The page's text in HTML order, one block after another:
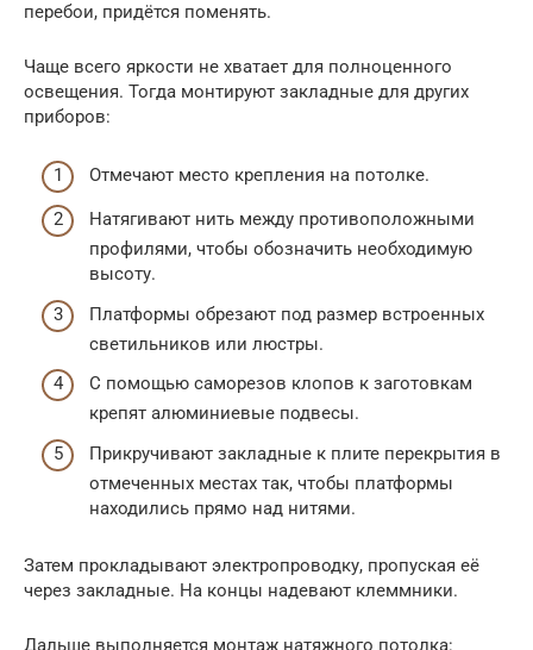
перебои, придётся поменять.
Чаще всего яркости не хватает для полноценного
освещения. Тогда монтируют закладные для других
приборов:
Отмечают место крепления на потолке.
Натягивают нить между противоположными
профилями, чтобы обозначить необходимую
высоту.
Платформы обрезают под размер встроенных
светильников или люстры.
С помощью саморезов клопов к заготовкам
крепят алюминиевые подвесы.
Прикручивают закладные к плите перекрытия в
отмеченных местах так, чтобы платформы
находились прямо над нитями.
Затем прокладывают электропроводку, пропуская её
через закладные. На концы надевают клеммники.
Дальше выполняется монтаж натяжного потолка: